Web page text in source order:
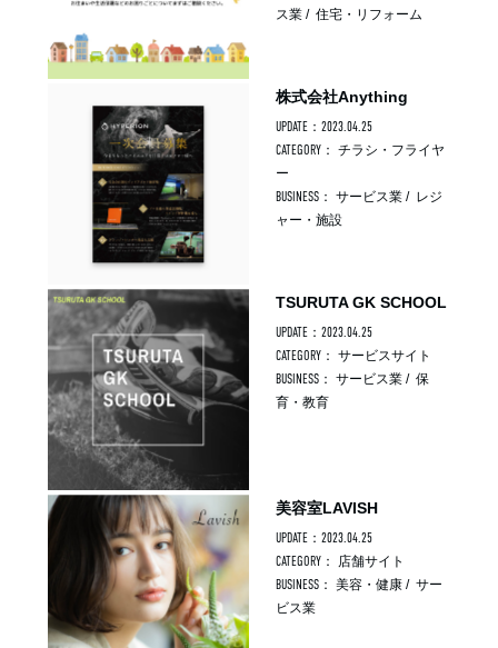
ス業 / 住宅・リフォーム
株式会社Anything
UPDATE：2023.04.25
CATEGORY： チラシ・フライヤ
ー
BUSINESS： サービス業 / レジ
ャー・施設
TSURUTA GK SCHOOL
UPDATE：2023.04.25
CATEGORY： サービスサイト
BUSINESS： サービス業 / 保
育・教育
美容室LAVISH
UPDATE：2023.04.25
CATEGORY：
店舗サイト
BUSINESS： 美容・健康 / サー
ビス業